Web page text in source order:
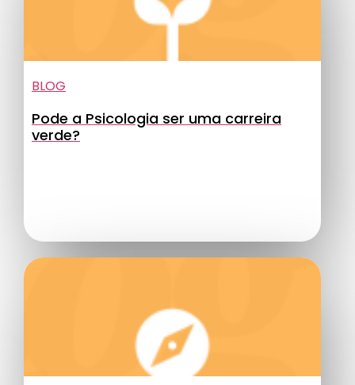
BLOG
Pode a Psicologia ser uma carreira
verde?